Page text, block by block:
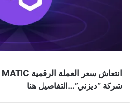
شركة “ديزني”…التفاصيل هنا